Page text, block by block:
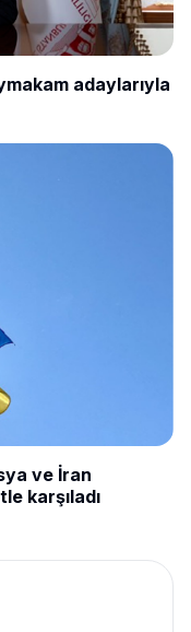
adaylarıyla
ve İran
karşıladı